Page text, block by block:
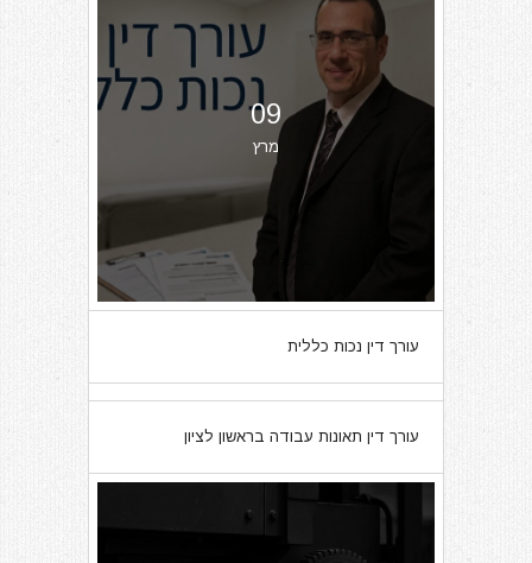
09
מרץ
עורך דין נכות כללית
07
מרץ
עורך דין תאונות עבודה בראשון לציון